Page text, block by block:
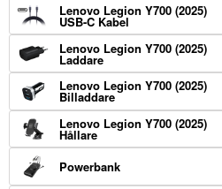
Lenovo Legion Y700 (2025)
USB-C Kabel
Lenovo Legion Y700 (2025)
Laddare
Lenovo Legion Y700 (2025)
Billaddare
Lenovo Legion Y700 (2025)
Hållare
Powerbank